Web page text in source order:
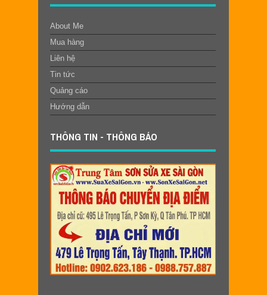
About Me
Mua hàng
Liên hệ
Tin tức
Quảng cáo
Hướng dẫn
THÔNG TIN - THÔNG BÁO